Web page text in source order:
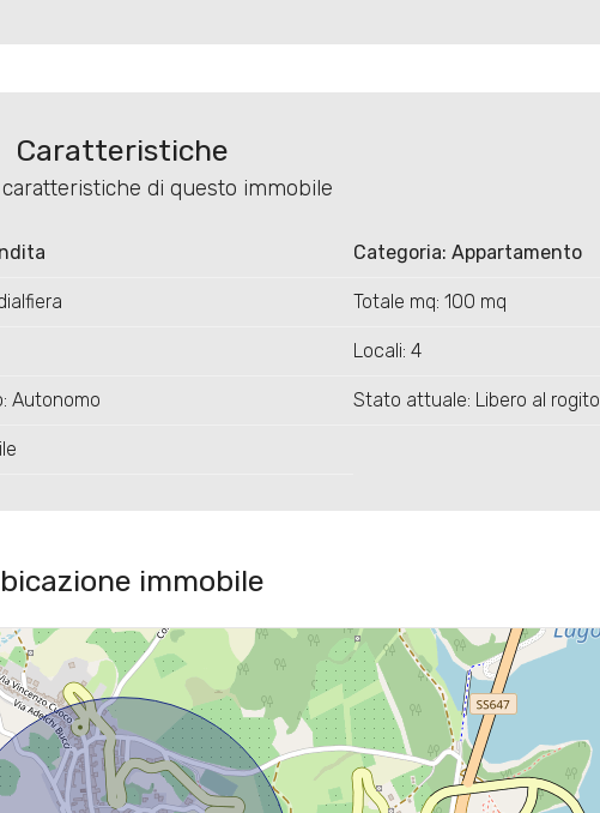
Caratteristiche
di questo immobile
Categoria: Appartamento
Totale mq: 100 mq
Locali: 4
Autonomo Stato attuale: Libero al rogito
immobile